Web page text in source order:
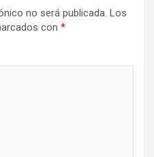
no será publicada. Los
con *